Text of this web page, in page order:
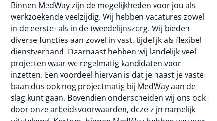
Binnen MedWay zijn de mogelijkheden voor jou als
werkzoekende veelzijdig. Wij hebben vacatures zowel
in de eerste- als in de tweedelijnszorg. Wij bieden
diverse functies aan zowel in vast, tijdelijk als flexibel
dienstverband. Daarnaast hebben wij landelijk veel
projecten waar we regelmatig kandidaten voor
inzetten. Een voordeel hiervan is dat je naast je vaste
baan dus ook nog projectmatig bij MedWay aan de
slag kunt gaan. Bovendien onderscheiden wij ons ook
door onze arbeidsvoorwaarden, deze zijn namelijk